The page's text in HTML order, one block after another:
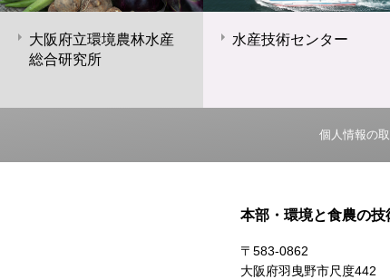
大阪府立環境農林水産
総合研究所
水産技術センター
個人情報の
本部・環境と食農の技
〒583-0862
大阪府羽曳野市尺度442